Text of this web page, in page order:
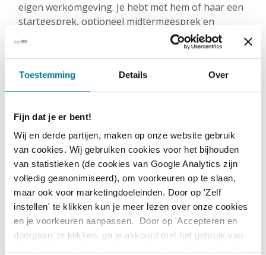
Toestemming Details Over
Fijn dat je er bent!
Wij en derde partijen, maken op onze website gebruik
van cookies. Wij gebruiken cookies voor het bijhouden
van statistieken (de cookies van Google Analytics zijn
volledig geanonimiseerd), om voorkeuren op te slaan,
maar ook voor marketingdoeleinden. Door op 'Zelf
instellen' te klikken kun je meer lezen over onze cookies
en je voorkeuren aanpassen. Door op 'Accepteren en
doorgaan' te klikken, ga je akkoord met het gebruik van
eigen werkomgeving. Je hebt met hem of haar een
startgesprek, optioneel midtermgesprek en
Datum:1 oktober 2026
Locatie:Utrecht
Opmerking:
Direct inschrijven
Datum:7 oktober 2027
Locatie:
Utrecht
Opmerking:
Direct inschrijven